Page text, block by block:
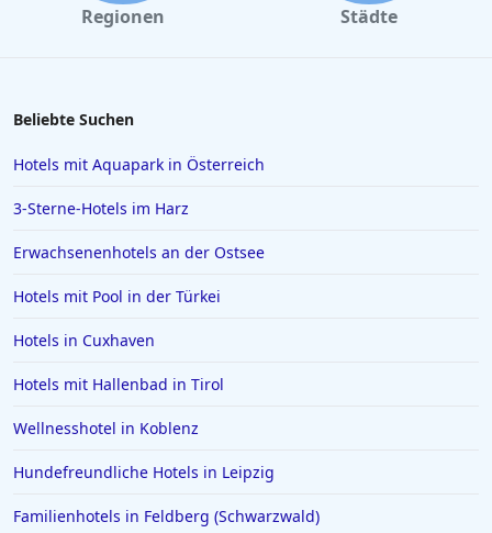
Hotels in Kiel
Hotels in Lissabon
Hotels in Madrid
Hotels in Wyk auf Föhr
Hotels in Bad Bramstedt
Hotels in Iserlohn
Regionen Städte
Beliebte Suchen
Hotels mit Aquapark in Österreich
3-Sterne-Hotels im Harz
Erwachsenenhotels an der Ostsee
Hotels mit Pool in der Türkei
Hotels in Cuxhaven
Hotels mit Hallenbad in Tirol
Wellnesshotel in Koblenz
Hundefreundliche Hotels in Leipzig
Familienhotels in Feldberg (Schwarzwald)